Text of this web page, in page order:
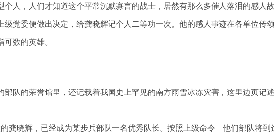
个人，人们才知道这个平常沉默寡言的战士，居然有那么多催人落泪的感人故
级党委便做出决定，给龚晓辉记个人二等功一次。他的感人事迹在各单位传颂
数的英雄。
部队的荣誉馆里，还记载着我国史上罕见的南方雨雪冰冻灾害，这里边页记述
龚晓辉，已经成为某步兵部队一名优秀队长。按照上级命令，他们部队将到